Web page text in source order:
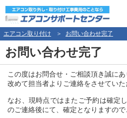
エアコン取り付け お問い合わせ完了
お問い合わせ完了
この度はお問合せ・ご相談頂き誠にあ
改めて担当者よりご連絡をさせていた
なお、現時点ではまたご予約は確定
のご連絡後にて、確定となりますので